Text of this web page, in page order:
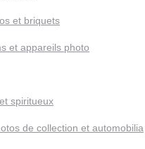
et briquets
et appareils photo
spiritueux
de collection et automobilia